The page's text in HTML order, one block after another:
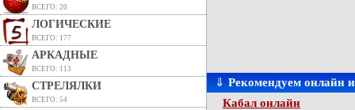
ВСЕГО: 20
ЛОГИЧЕСКИЕ
ВСЕГО: 177
АРКАДНЫЕ
ВСЕГО: 113
СТРЕЛЯЛКИ
ВСЕГО: 54
⇓ Рекомендуем онлайн
Кабал онлайн